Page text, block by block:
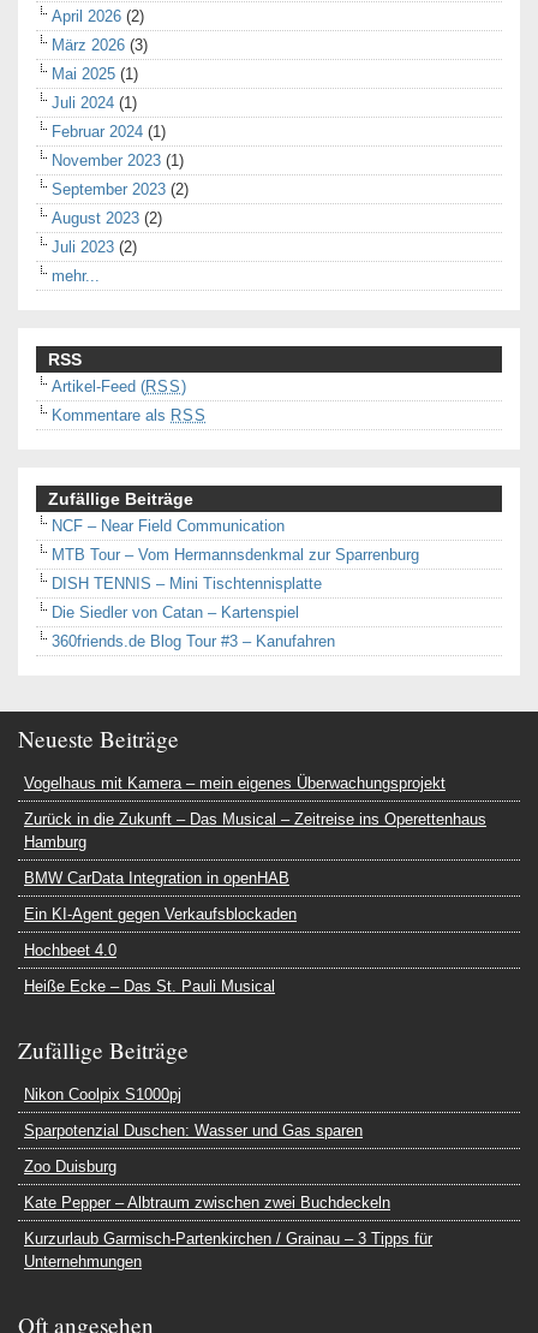
April 2026 (2)
März 2026 (3)
Mai 2025 (1)
Juli 2024 (1)
Februar 2024 (1)
November 2023 (1)
September 2023 (2)
August 2023 (2)
Juli 2023 (2)
mehr...
RSS
Artikel-Feed (RSS)
Kommentare als RSS
Zufällige Beiträge
NCF – Near Field Communication
MTB Tour – Vom Hermannsdenkmal zur Sparrenburg
DISH TENNIS – Mini Tischtennisplatte
Die Siedler von Catan – Kartenspiel
360friends.de Blog Tour #3 – Kanufahren
Neueste Beiträge
Vogelhaus mit Kamera – mein eigenes Überwachungsprojekt
Zurück in die Zukunft – Das Musical – Zeitreise ins Operettenhaus
Hamburg
BMW CarData Integration in openHAB
Ein KI-Agent gegen Verkaufsblockaden
Hochbeet 4.0
Heiße Ecke – Das St. Pauli Musical
Zufällige Beiträge
Nikon Coolpix S1000pj
Sparpotenzial Duschen: Wasser und Gas sparen
Zoo Duisburg
Kate Pepper – Albtraum zwischen zwei Buchdeckeln
Kurzurlaub Garmisch-Partenkirchen / Grainau – 3 Tipps für
Unternehmungen
Oft angesehen